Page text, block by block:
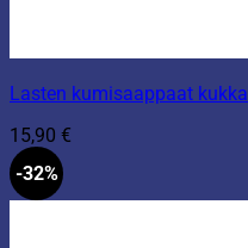
Lasten kumisaappaat kukka
15,90 €
-32%